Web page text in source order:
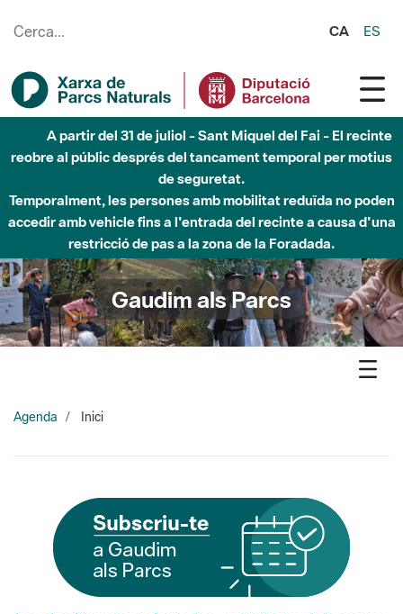
CA ES
Fins al desembre de 2026 - Parc Fluvial Besòs -
Afectacions a la llera del Parc Fluvial del Besòs degut a
obres de construcció d'una passera sobre el riu
Gaudim als Parcs
Agenda Inici
I cada dimarts rebràs les activitats dels parcs